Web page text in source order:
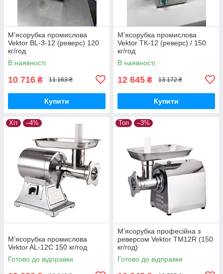
М’ясорубка промислова
Vektor BL-3-12 (реверс) 120
кг/год
В наявності
10 716 ₴ 11 163 ₴
Купити
М’ясорубка промислова
Vektor ТК-12 (реверс) / 150
кг/год
В наявності
12 645 ₴ 13 172 ₴
Купити
Хіт –4%
М’ясорубка промислова
Vektor AL-12C 150 кг/год
Готово до відправки
Топ –3%
М’ясорубка професійна з
реверсом Vektor TM12R (150
кг/год)
Готово до відправки